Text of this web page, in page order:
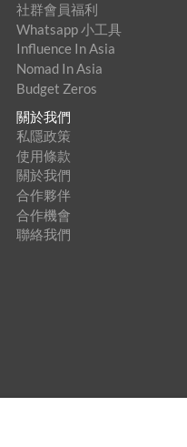
社群會員福利
Whatsapp 小工具
Influence In Asia
Nomad In Asia
Budget Zeros
關於我們
私隱政策
使用條款
關於我們
合作夥伴
合作機會
聯絡我們